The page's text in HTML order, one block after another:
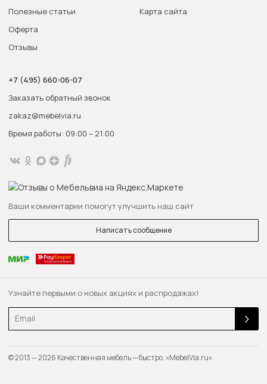
Узнайте первыми о новых акциях и распродажах!
Email
Полезные статьи
Оферта
Отзывы
Карта сайта
+7 (495) 660-06-07
Заказать обратный звонок
zakaz@mebelvia.ru
Время работы: 09:00 – 21:00
Ваши комментарии помогут улучшить наш сайт
Написать сообщение
© 2013 — 2026 Качественная мебель — быстро. «MebelVia.ru»